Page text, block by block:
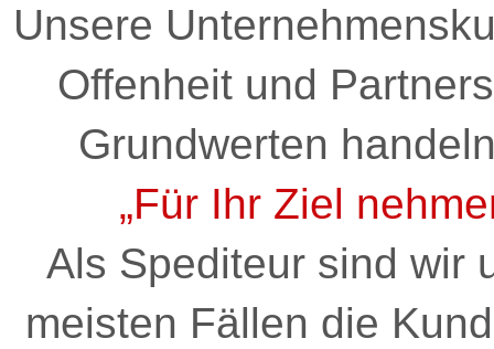
Unsere
Offenheit und
Grundwerten
„Für Ihr Ziel
Als Spediteur sind wir
meisten Fällen die